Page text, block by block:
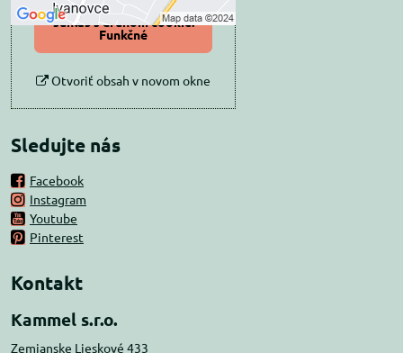
Povoliť a zapamätať -
súhlas s druhom cookie:
Funkčné
Otvoriť obsah v novom okne
Sledujte nás
Facebook
Instagram
Youtube
Pinterest
Kontakt
Kammel s.r.o.
Zemianske Lieskové 433